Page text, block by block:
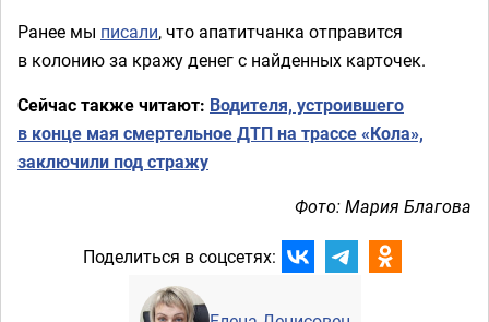
Ранее мы писали, что апатитчанка отправится
в колонию за кражу денег с найденных карточек.
Сейчас также читают: Водителя, устроившего
в конце мая смертельное ДТП на трассе «Кола»,
заключили под стражу
Фото: Мария Благова
Поделиться в соцсетях: